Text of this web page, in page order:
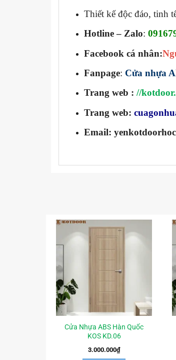
Thiết kế độc đáo, tinh
Hotline – Zalo:
Facebook cá nhân:
Fanpage: Cửa nhựa
Trang web ://
Trang web:
Email:
Cửa Nhựa ABS Hàn Quốc
KOS KD.06
3.000.000₫